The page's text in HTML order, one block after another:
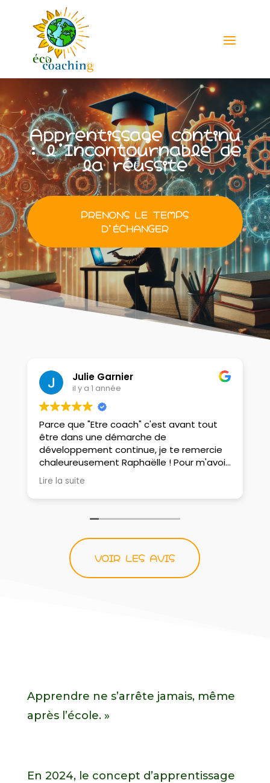
Apprentissage continu
: l’Incontournable de
la réussite
PRENONS LE TEMPS
D'ÉCHANGER
Julie Garnier
il y a 1 année
Parce que "Etre coach" c'est avant tout
être dans une démarche de
développement continue, je te remercie
chaleureusement Raphaëlle ! Pour m'avoir
accompagné sur le magnifique chemin de
la libération, m'avoir poussé dans mes
retranchements personnels et ainsi,
Raphaëlle... juste MERCI !
Lire la suite
VOIR LES AVIS
Apprendre ne s’arrête jamais, même
après l’école. »
En 2024, le concept d’apprentissage